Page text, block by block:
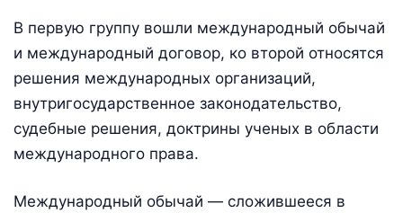
В первую группу вошли международный обычай
и международный договор, ко второй относятся
решения международных организаций,
внутригосударственное законодательство,
судебные решения, доктрины ученых в области
международного права.
Международный обычай — сложившееся в